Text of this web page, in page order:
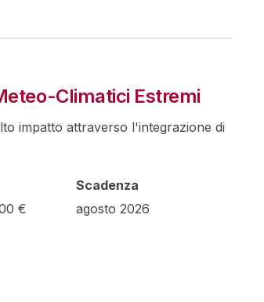
Climatici Estremi
impatto attraverso l'integrazione di
Scadenza
€ agosto 2026